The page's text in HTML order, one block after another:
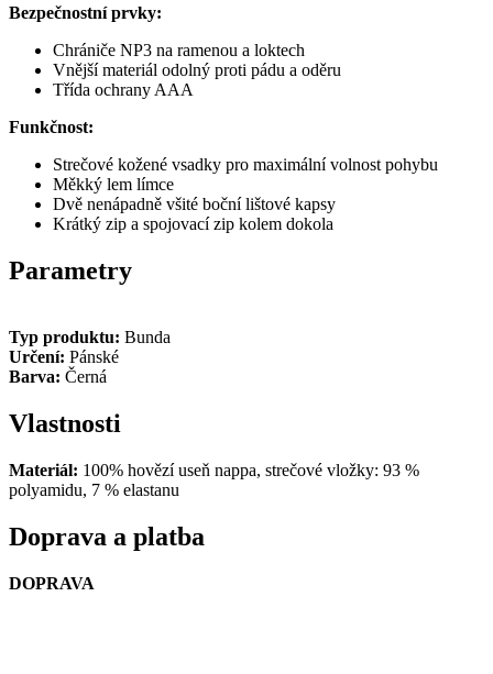
Bezpečnostní prvky:
Chrániče NP3 na ramenou a loktech
Vnější materiál odolný proti pádu a oděru
Třída ochrany AAA
Funkčnost:
Strečové kožené vsadky pro maximální volnost pohybu
Měkký lem límce
Dvě nenápadně všité boční lištové kapsy
Krátký zip a spojovací zip kolem dokola
Parametry
Typ produktu: Bunda
Určení: Pánské
Barva: Černá
Vlastnosti
Materiál: 100% hovězí useň nappa, strečové vložky: 93 %
polyamidu, 7 % elastanu
Doprava a platba
DOPRAVA